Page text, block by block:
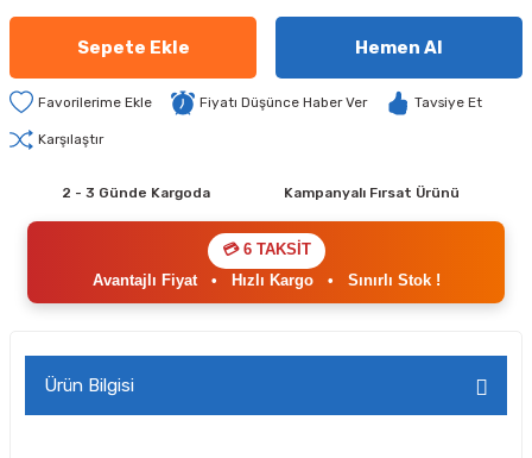
Sepete Ekle Hemen Al
Fiyatı Düşünce Haber Ver Tavsiye Et
Karşılaştır
2 - 3 Günde Kargoda Kampanyalı Fırsat Ürünü
💳 6 TAKSİT
Avantajlı Fiyat• Hızlı Kargo• Sınırlı Stok !
Ürün Bilgisi